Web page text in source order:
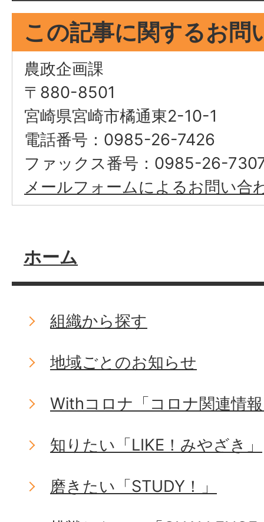
この記事に関するお問
農政企画課
〒880-8501
宮崎県宮崎市橘通東2-10-1
電話番号：0985-26-7426
ファックス番号：0985-26-
メールフォームによるお問い合
ホーム
組織から探す
地域ごとのお知らせ
Withコロナ「コロナ関連情
知りたい「LIKE！みやざき」
磨きたい「STUDY！」